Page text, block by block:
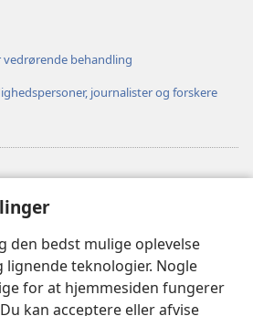
den bedst mulige oplevelse
lignende teknologier. Nogle
for at hjemmesiden fungerer
kan acceptere eller afvise
behandling
journalister og forskere
LIBRARY™